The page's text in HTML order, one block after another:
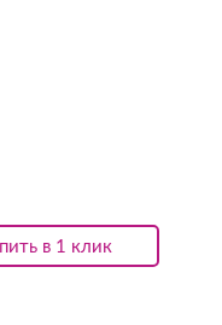
в 1 клик